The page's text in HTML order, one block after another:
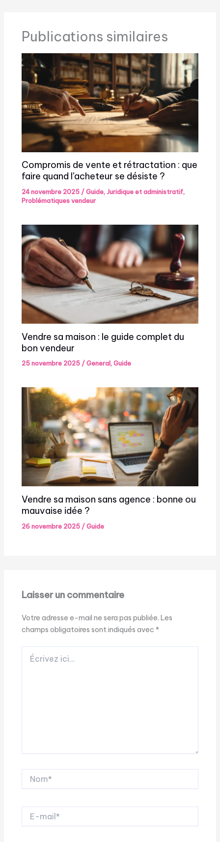
Publications similaires
Compromis de vente et rétractation : que
faire quand l’acheteur se désiste ?
24 novembre 2025 /Guide,Juridique et administratif,
Problématiques vendeur
Vendre sa maison : le guide complet du
bon vendeur
25 novembre 2025 /General,Guide
Vendre sa maison sans agence : bonne ou
mauvaise idée ?
26 novembre 2025 /Guide
Laisser un commentaire
Votre adresse e-mail ne sera pas publiée. Les
champs obligatoires sont indiqués avec*
ici…
mail*